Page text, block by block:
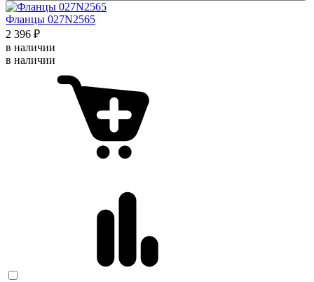
Фланцы 027N2565
2 396 ₽
в наличии
в наличии